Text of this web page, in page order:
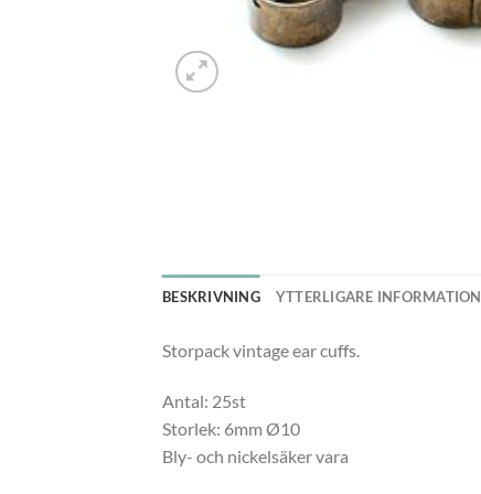
BESKRIVNING YTTERLIGARE INFORMATION
Storpack vintage ear cuffs.
Antal: 25st
Storlek: 6mm Ø10
Bly- och nickelsäker vara